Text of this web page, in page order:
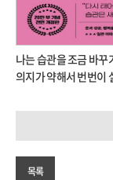
나는 습관을 조금 바꾸
의지가 약해서 번번이
목록